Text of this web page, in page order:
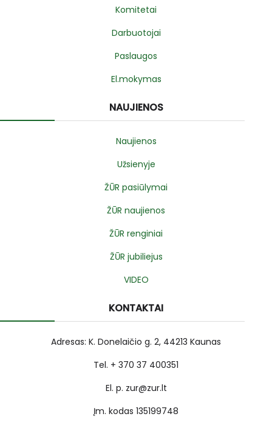
Komitetai
Darbuotojai
Paslaugos
El.mokymas
NAUJIENOS
Naujienos
Užsienyje
ŽŪR pasiūlymai
ŽŪR naujienos
ŽŪR renginiai
ŽŪR jubiliejus
VIDEO
KONTAKTAI
Adresas: K. Donelaičio g. 2, 44213 Kaunas
Tel. + 370 37 400351
El. p. zur@zur.lt
Įm. kodas 135199748